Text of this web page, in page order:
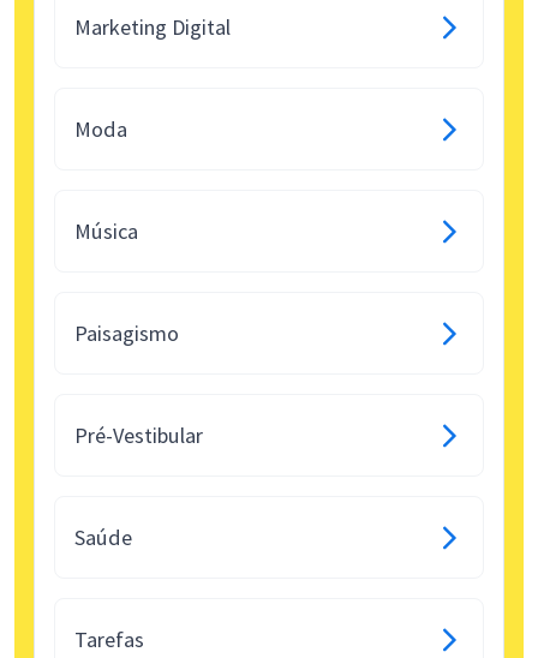
Marketing Digital
Moda
Música
Paisagismo
Pré-Vestibular
Saúde
Tarefas